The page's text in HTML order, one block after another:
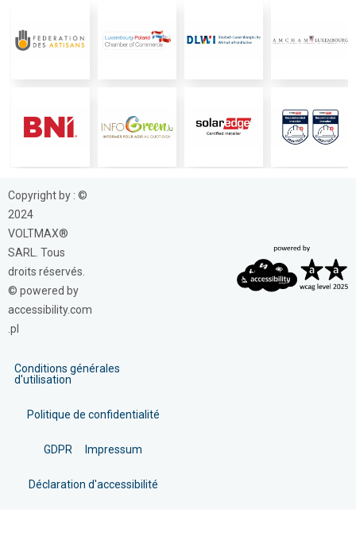
Copyright by : ©
2024
VOLTMAX®
SARL. Tous
droits réservés.
© powered by
accessibility.com
.pl
Conditions générales
d'utilisation
Politique de confidentialité
GDPR Impressum
Déclaration d'accessibilité